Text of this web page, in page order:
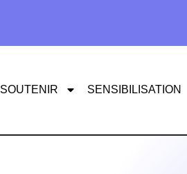
SENSIBILISATION